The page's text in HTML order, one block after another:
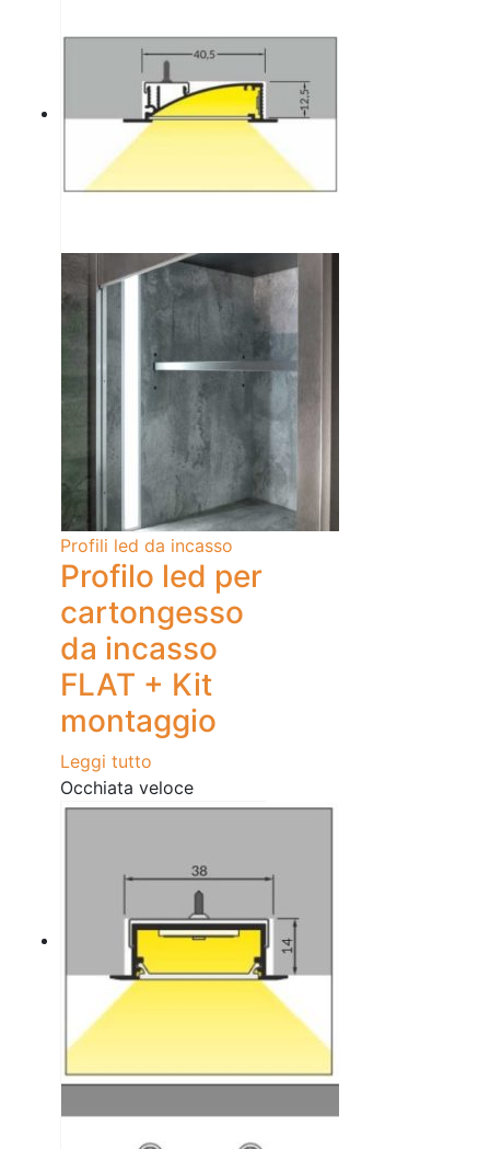
Profili led da incasso
Profilo led per
cartongesso
da incasso
FLAT + Kit
montaggio
Leggi tutto
Occhiata veloce